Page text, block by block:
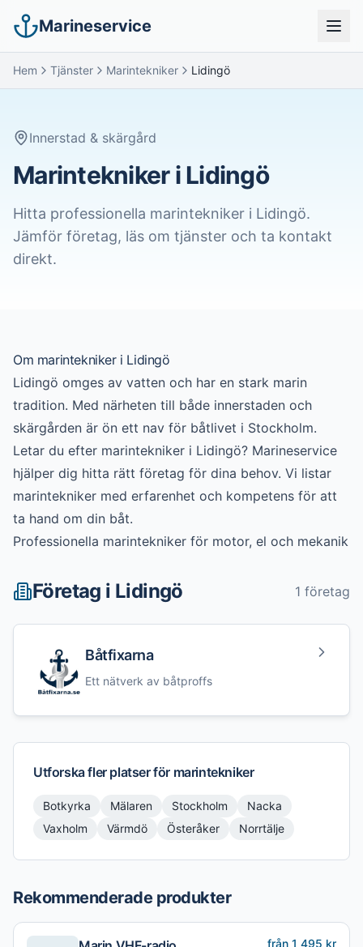
Marineservice
Hem Tjänster Marintekniker Lidingö
Innerstad & skärgård
Marintekniker i Lidingö
Hitta professionella marintekniker i Lidingö.
Jämför företag, läs om tjänster och ta kontakt
direkt.
Om marinteknikeri Lidingö
Lidingö omges av vatten och har en stark marin
tradition. Med närheten till både innerstaden och
skärgården är ön ett nav för båtlivet i Stockholm.
Letar du efter marintekniker i Lidingö? Marineservice
hjälper dig hitta rätt företag för dina behov. Vi listar
marintekniker med erfarenhet och kompetens för att
ta hand om din båt.
Professionella marintekniker för motor, el och mekanik
Företag i Lidingö 1 företag
Båtfixarna
Ett nätverk av båtproffs
Utforska fler platser för marintekniker
Botkyrka Mälaren Stockholm
Nacka
Vaxholm
Värmdö Österåker Norrtälje
Rekommenderade produkter
från 1 495 kr